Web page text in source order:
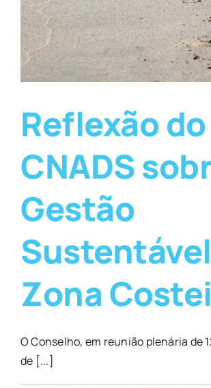
Reflexão do
CNADS
Gestão
Zona
O Conselho, em reunião plenária de
de [...]